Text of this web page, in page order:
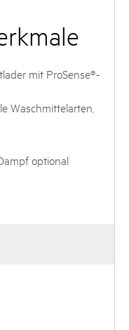
mit ProSense®-
Waschmittelarten,
optional